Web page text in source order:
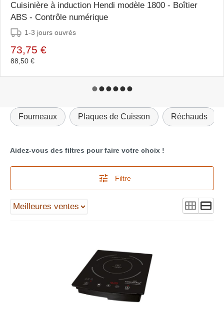
Cuisinière à induction Hendi modèle 1800 - Boîtier
ABS - Contrôle numérique
1-3 jours ouvrés
73,75 €
88,50 €
Fourneaux Plaques de Cuisson Réchauds
Aidez-vous des filtres pour faire votre choix !
Filtre